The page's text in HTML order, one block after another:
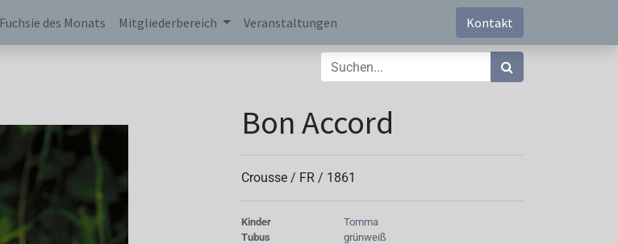
Fuchsie des Monats Mitgliederbereich Veranstaltungen Kontakt
Bon Accord
Crousse / FR / 1861
Kinder
Tomma
Tubus
grünweiß